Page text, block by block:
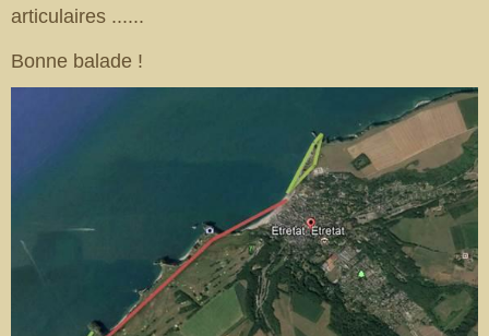
articulaires ......
Bonne balade !